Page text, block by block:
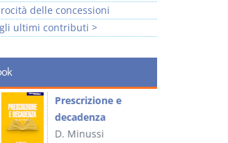
delle concessioni
ultimi contributi >
Prescrizione e
decadenza
D. Minussi